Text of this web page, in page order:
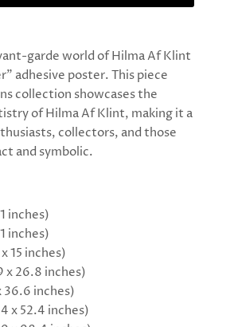
garde world of Hilma Af Klint
adhesive poster. This piece
collection showcases the
of Hilma Af Klint, making it a
collectors, and those
and symbolic.
inches)
inches)
15 inches)
x 26.8 inches)
36.6 inches)
x 52.4 inches)